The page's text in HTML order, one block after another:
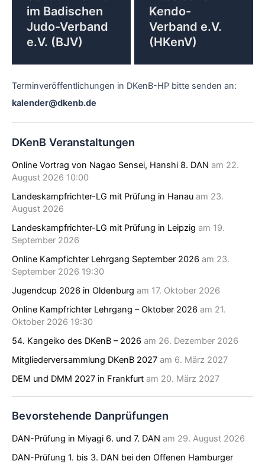
im Badischen
Judo-Verband
e.V. (BJV)
Kendo-
Verband e.V.
(HKenV)
Terminveröffentlichungen in DKenB-HP bitte senden an:
kalender@dkenb.de
DKenB Veranstaltungen
Online Vortrag von Nagao Sensei, Hanshi 8. DAN am 22.
August 2026 10:00
Landeskampfrichter-LG mit Prüfung in Hanau am 23.
August 2026
Landeskampfrichter-LG mit Prüfung in Leipzig am 19.
September 2026
Online Kampfichter Lehrgang September 2026 am 23.
September 2026 19:30
Jugendcup 2026 in Oldenburg am 17. Oktober 2026
Online Kampfrichter Lehrgang – Oktober 2026 am 21.
Oktober 2026 19:30
54. Kangeiko des DKenB – 2026 am 26. Dezember 2026
Mitgliederversammlung DKenB 2027 am 6. März 2027
DEM und DMM 2027 in Frankfurt am 20. März 2027
Bevorstehende Danprüfungen
DAN-Prüfung in Miyagi 6. und 7. DAN am 29. August 2026
DAN-Prüfung 1. bis 3. DAN bei den Offenen Hamburger